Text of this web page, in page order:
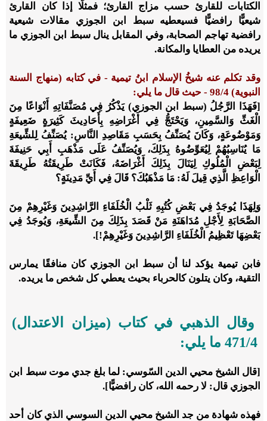
الكتابات للقارئ حسب مزاج القارئ؛ فمثلًا إذا كان القارئ
شيعيًّا رافضيًّا فسيعطيه سبط ابن الجوزي مقالات شيعية
رافضية تهاجم الصحابة، وفي المقابل ينال سبط ابن الجوزي ما
يريده من العطايا والمكانة.
وقد تكلم عنه شيخُ الإسلام ابنُ تيمية - في كتابه (منهاج السنة
النبوية) 4/‏98 - حيث قال ما يلي:
[فَهَذَا الرَّجُلُ (سبط ابن الجوزي) يَذْكُرُ فِي مُصَنَّفَاتِهِ أَنْوَاعًا مِنَ
الْغَثِّ وَالسَّمِينِ، وَيَحْتَجُّ فِي أَغْرَاضِهِ بِأَحَادِيثَ كَثِيرَةٍ ضَعِيفَةٍ
وَمَوْضُوعَةٍ، وَكَانَ يُصَنِّفُ بِحَسَبِ مَقَاصِدِ النَّاسِ: يُصَنِّفُ لِلشِّيعَةِ
مَا يُنَاسِبُهُمْ لِيُعَوِّضُوهُ بِذَلِكَ، وَيُصَنِّفُ عَلَى مَذْهَبِ أَبِي حَنِيفَةَ
لِبَعْضِ الْمُلُوكِ لِيَنَالَ بِذَلِكَ أَغْرَاضَهُ، فَكَانَتْ طَرِيقَتُهُ طَرِيقَةَ
الْوَاعِظِ الَّذِي قِيلَ لَهُ: مَا مَذْهَبُكَ؟ قَالَ فِي أَيِّ مَدِينَةٍ؟
وَلِهَذَا يُوجَدُ فِي بَعْضِ كُتُبِهِ ثَلْبُ الْخُلَفَاءِ الرَّاشِدِينَ وَغَيْرِهِمْ مِنَ
الصَّحَابَةِ لِأَجْلِ مُدَاهَنَةِ مَنْ قَصَدَ بِذَلِكَ مِنَ الشِّيعَةِ، وَيُوجَدُ فِي
بَعْضِهَا تَعْظِيمُ الْخُلَفَاءِ الرَّاشِدِينَ وَغَيْرِهِمْ!].
فابن تيمية يؤكد لنا أن سبط ابن الجوزي كان منافقًا يمارس
التقية، وكان يتلون كالحرباء بحيث يعطي كل شخص ما يريده.
وقال الذهبي في كتاب (ميزان الاعتدال)
4/‏471 ما يلي:
[قال الشيخ محيي الدين السّوسي: لما بلغ جدي موت سبط ابن
الجوزي قال: لا رحمه الله، كان رافضيًّا].
فهذه شهادة من جد الشيخ محيي الدين السوسي الذي كان أحد